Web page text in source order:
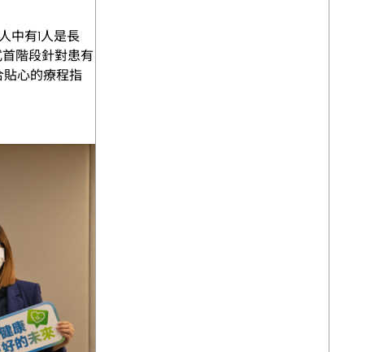
中有1人是長
階段針對患有
心的療程指